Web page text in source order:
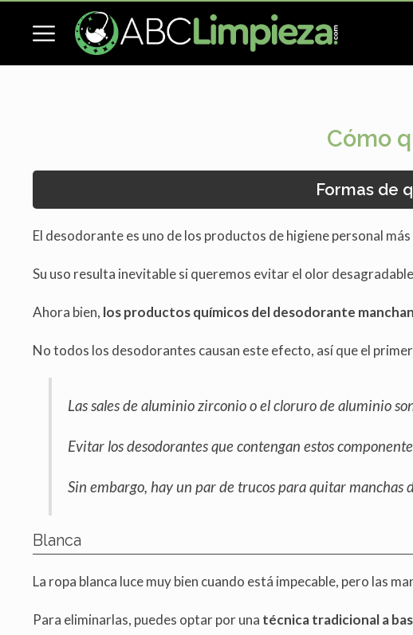
Cómo
Formas de
El desodorante es uno de los productos de higiene personal
Su uso resulta inevitable si queremos evitar el olor
Ahora bien, los productos químicos del desodorante
No todos los desodorantes causan este efecto, así que el
Las sales de aluminio zirconio o el cloruro de aluminio
Evitar los desodorantes que contengan estos
Sin embargo, hay un par de trucos para quitar manchas
Blanca
La ropa blanca luce muy bien cuando está impecable, pero las
Para eliminarlas, puedes optar por una técnica tradicional a